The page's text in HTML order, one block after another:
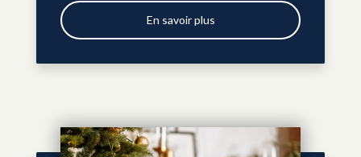
En savoir plus